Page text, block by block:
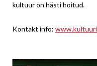
kultuur on hästi hoitud.
Kontakt info: